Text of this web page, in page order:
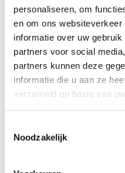
personaliseren, om
en om ons
informatie over uw
partners voor social
partners kunnen deze
informatie die u aan ze
verzameld op basis van
Noodzakelijk